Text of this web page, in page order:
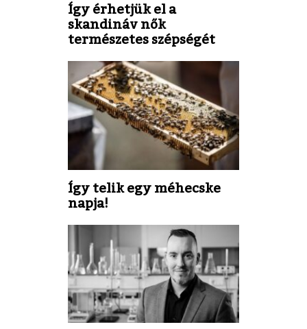
Így érhetjük el a
skandináv nők
természetes szépségét
Így telik egy méhecske
napja!